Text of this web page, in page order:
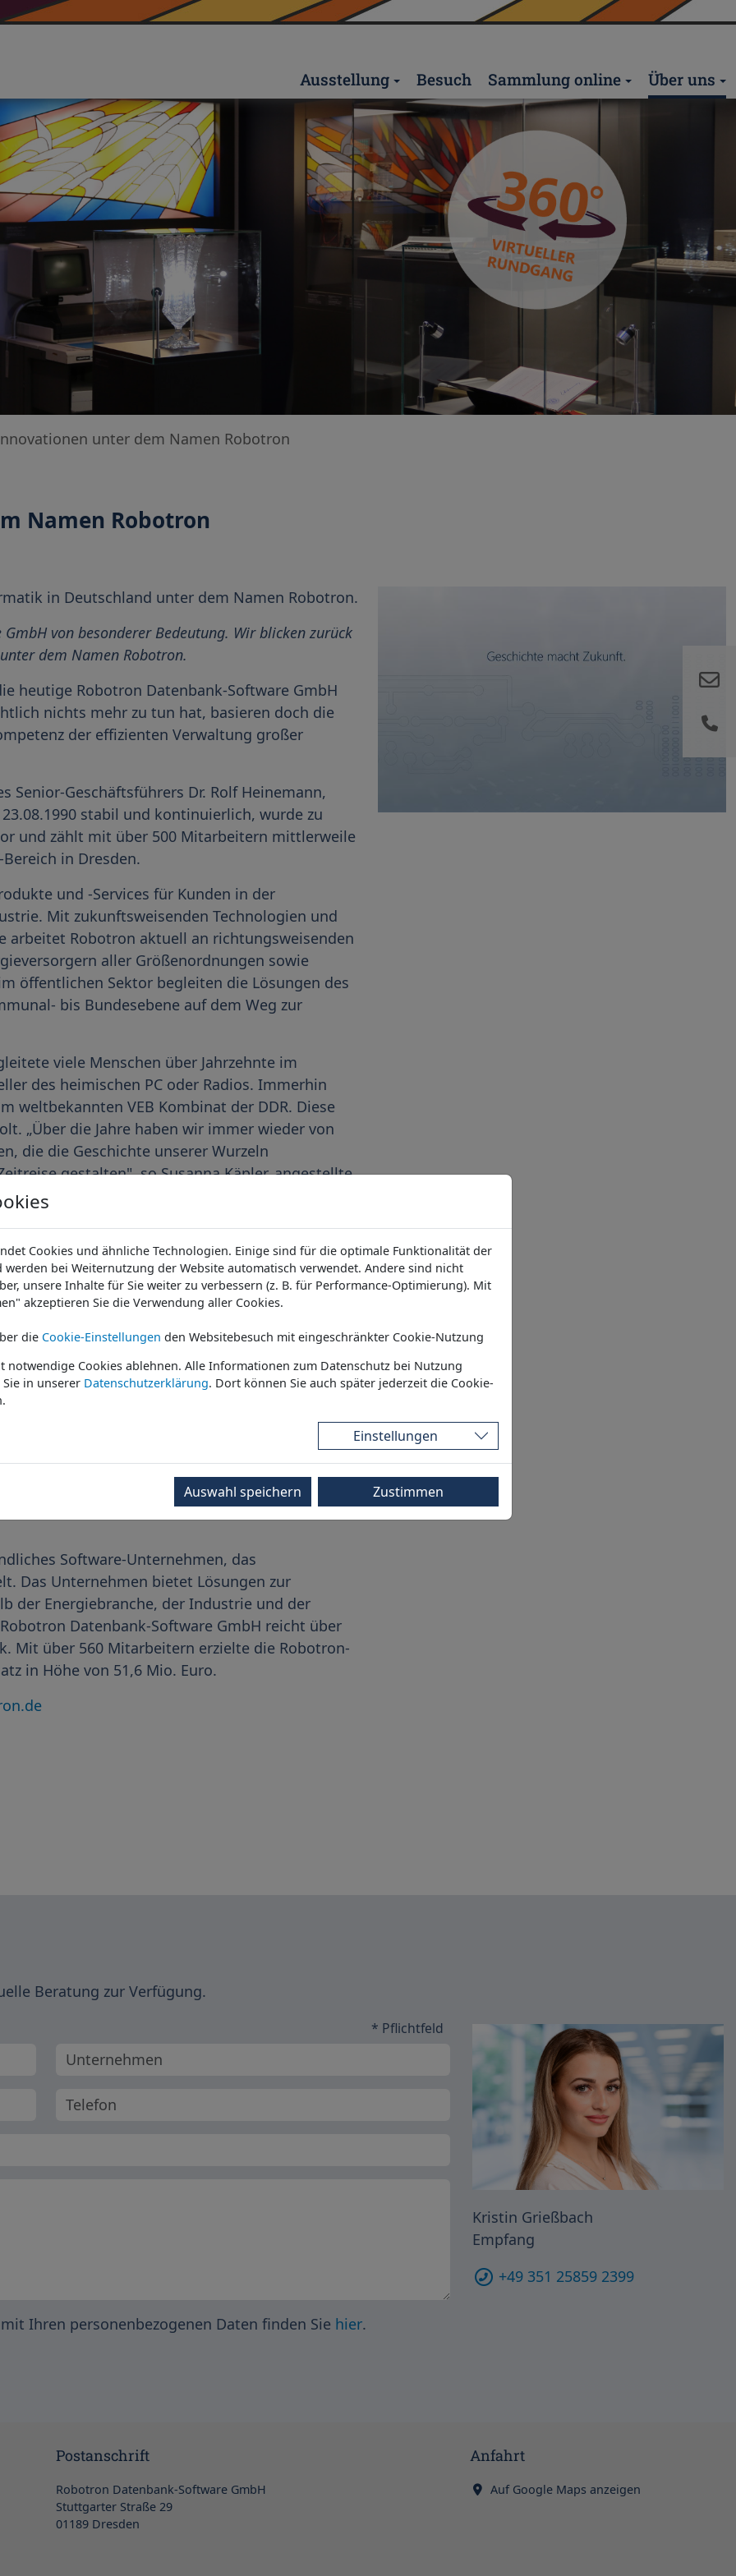
Ausstellung Besuch Sammlung online Über uns
unter dem Namen Robotron
Namen Robotron
in Deutschland unter dem Namen Robotron.
von besonderer Bedeutung. Wir blicken zurück
dem Namen Robotron.
heutige Robotron Datenbank-Software GmbH
nichts mehr zu tun hat, basieren doch die
der effizienten Verwaltung großer
Senior-Geschäftsführers Dr. Rolf Heinemann,
stabil und kontinuierlich, wurde zu
und zählt mit über 500 Mitarbeitern mittlerweile
in Dresden.
und -Services für Kunden in der
Mit zukunftsweisenden Technologien und
Robotron aktuell an richtungsweisenden
aller Größenordnungen sowie
öffentlichen Sektor begleiten die Lösungen des
bis Bundesebene auf dem Weg zur
viele Menschen über Jahrzehnte im
des heimischen PC oder Radios. Immerhin
weltbekannten VEB Kombinat der DDR. Diese
„Über die Jahre haben wir immer wieder von
die die Geschichte unserer Wurzeln
gestalten", so Susanna Käpler, angestellte
Expertise im Museums- und
Arbeit mit den Staatlichen Kunstsammlungen
mit den vorhandenen Objekten zu
auszustellen und zu verwalten." sagt
mit der Erweiterung des Bürokomplexes an
Wirklichkeit. Das hauseigene Robotron
Kombinat Robotron am 01.04.2019 im Rahmen
zukünftig auch für die interessierte Öffentlichkeit
Aktuell sind im Rahmen der Feierlichkeiten zu 50
der 17.06.2019 und der 06.07.2019 als Tage der
Sie unter: www.robotron.de/museum
Software-Unternehmen, das
Das Unternehmen bietet Lösungen zur
der Energiebranche, der Industrie und der
Datenbank-Software GmbH reicht über
Mit über 560 Mitarbeitern erzielte die Robotron-
in Höhe von 51,6 Mio. Euro.
Beratung zur Verfügung.
Kristin Grießbach
Empfang
+49 351 25859 2399
* Pflichtfeld
Unternehmen
Telefonnummer
Ihren personenbezogenen Daten finden Sie hier.
Postanschrift
Robotron Datenbank-Software GmbH
Stuttgarter Straße 29
01189 Dresden
Anfahrt
Auf Google Maps anzeigen
Cookies und ähnliche Technologien. Einige sind für die optimale Funktionalität der
bei Weiternutzung der Website automatisch verwendet. Andere sind nicht
unsere Inhalte für Sie weiter zu verbessern (z. B. für Performance-Optimierung). Mit
akzeptieren Sie die Verwendung aller Cookies.
die Cookie-Einstellungen den Websitebesuch mit eingeschränkter Cookie-Nutzung
notwendige Cookies ablehnen. Alle Informationen zum Datenschutz bei Nutzung
in unserer Datenschutzerklärung. Dort können Sie auch später jederzeit die Cookie-
Einstellungen
Auswahl speichern Zustimmen